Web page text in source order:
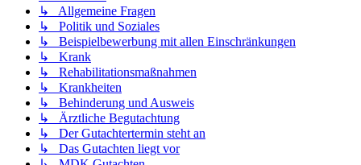
↳ Allgemeine Fragen
↳ Politik und Soziales
↳ Beispielbewerbung mit allen Einschränkungen
↳ Krank
↳ Rehabilitationsmaßnahmen
↳ Krankheiten
↳ Behinderung und Ausweis
↳ Ärztliche Begutachtung
↳ Der Gutachtertermin steht an
↳ Das Gutachten liegt vor